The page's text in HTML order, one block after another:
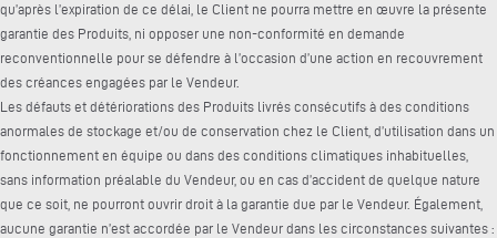
qu’après l’expiration de ce délai, le Client ne pourra mettre en œuvre la présente
garantie des Produits, ni opposer une non-conformité en demande
reconventionnelle pour se défendre à l’occasion d’une action en recouvrement
des créances engagées par le Vendeur.
Les défauts et détériorations des Produits livrés consécutifs à des conditions
anormales de stockage et/ou de conservation chez le Client, d’utilisation dans un
fonctionnement en équipe ou dans des conditions climatiques inhabituelles,
sans information préalable du Vendeur, ou en cas d’accident de quelque nature
que ce soit, ne pourront ouvrir droit à la garantie due par le Vendeur. Également,
aucune garantie n’est accordée par le Vendeur dans les circonstances suivantes :